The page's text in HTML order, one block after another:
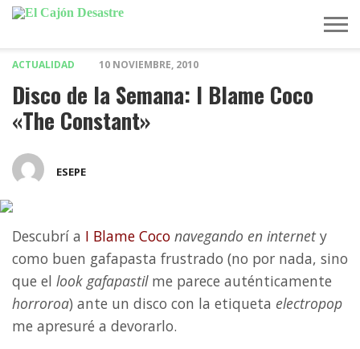
ACTUALIDAD 10 NOVIEMBRE, 2010
Disco de la Semana: I Blame Coco
«The Constant»
ESEPE
Descubrí a I Blame Coco navegando en internety
como buen gafapasta frustrado (no por nada, sino
que el look gafapastilme parece auténticamente
horroroa) ante un disco con la etiqueta electropop
me apresuré a devorarlo.